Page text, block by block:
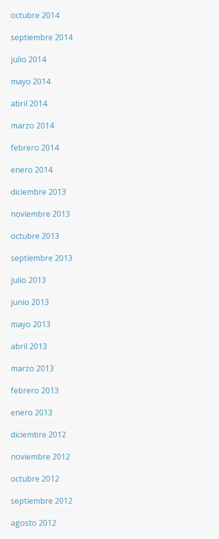
octubre 2014
septiembre 2014
julio 2014
mayo 2014
abril 2014
marzo 2014
febrero 2014
enero 2014
diciembre 2013
noviembre 2013
octubre 2013
septiembre 2013
julio 2013
junio 2013
mayo 2013
abril 2013
marzo 2013
febrero 2013
enero 2013
diciembre 2012
noviembre 2012
octubre 2012
septiembre 2012
agosto 2012